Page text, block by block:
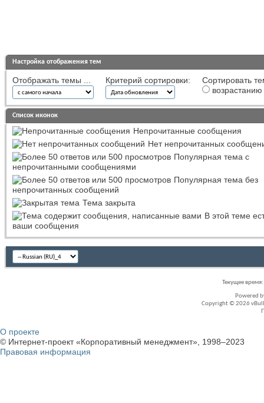
Настройка отображения тем
Отображать темы ... Критерий сортировки:
Сортировать
возрастанию
Список иконок
Непрочитанные сообщения
Нет непрочитанных
Популярная тема с
непрочитанными сообщениями
Популярная тема без
непрочитанных сообщений
Тема закрыта
В этой теме
ваши сообщения
Текущее время:
Powered
Copyright © 2026
О проекте
© Интернет-проект «Корпоративный менеджмент», 1998–2023
Правовая информация